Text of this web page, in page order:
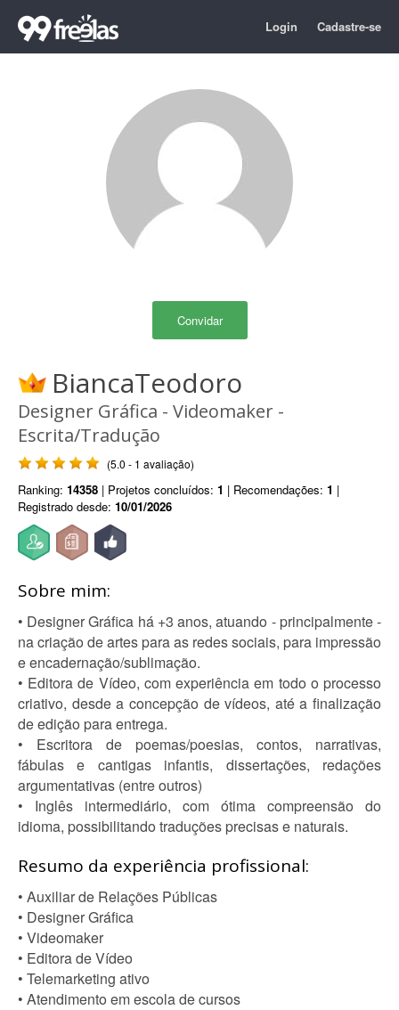
Login Cadastre-se
Convidar
BiancaTeodoro
Designer Gráfica - Videomaker -
Escrita/Tradução
(5.0 - 1 avaliação)
Ranking: 14358 | Projetos concluídos: 1 | Recomendações: 1 |
Registrado desde: 10/01/2026
Sobre mim:
• Designer Gráfica há +3 anos, atuando - principalmente -
na criação de artes para as redes sociais, para impressão
e encadernação/sublimação.
• Editora de Vídeo, com experiência em todo o processo
criativo, desde a concepção de vídeos, até a finalização
de edição para entrega.
• Escritora de poemas/poesias, contos, narrativas,
fábulas e cantigas infantis, dissertações, redações
argumentativas (entre outros)
• Inglês intermediário, com ótima compreensão do
idioma, possibilitando traduções precisas e naturais.
Resumo da experiência profissional:
• Auxiliar de Relações Públicas
• Designer Gráfica
• Videomaker
• Editora de Vídeo
• Telemarketing ativo
• Atendimento em escola de cursos